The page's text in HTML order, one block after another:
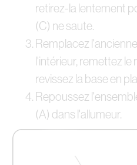
retirez-la lentement
(C) ne saute.
Remplacez
l'intérieur, remettez
revissez la base en
Repoussez
(A) dans l'allumeur.